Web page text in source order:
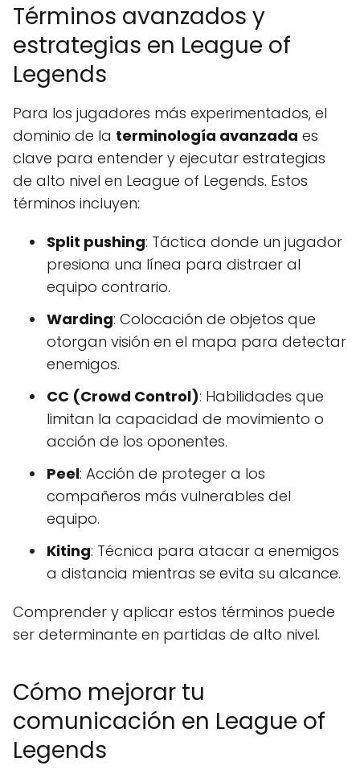
Términos avanzados y
estrategias en League of
Legends
Para los jugadores más experimentados, el
dominio de la terminología avanzada es
clave para entender y ejecutar estrategias
de alto nivel en League of Legends. Estos
términos incluyen:
Split pushing: Táctica donde un jugador
presiona una línea para distraer al
equipo contrario.
Warding: Colocación de objetos que
otorgan visión en el mapa para detectar
enemigos.
CC (Crowd Control): Habilidades que
limitan la capacidad de movimiento o
acción de los oponentes.
Peel: Acción de proteger a los
compañeros más vulnerables del
equipo.
Kiting: Técnica para atacar a enemigos
a distancia mientras se evita su alcance.
Comprender y aplicar estos términos puede
ser determinante en partidas de alto nivel.
Cómo mejorar tu
comunicación en League of
Legends